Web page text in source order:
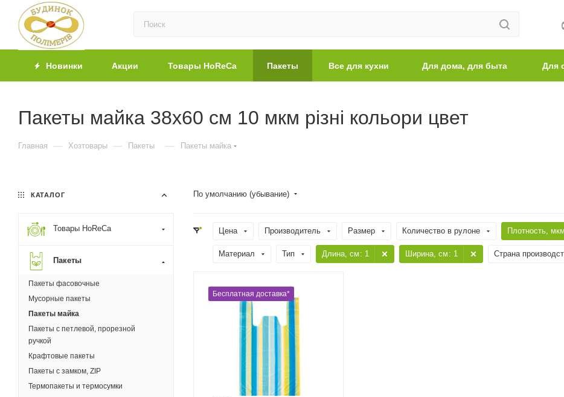
Новинки Акции Товары HoReCa Пакеты Все для кухни Для дома, для быта Для
Пакеты майка 38х60 см 10 мкм різні кольори цвет
Главная — Хозтовары — Пакеты — Пакеты майка
По умолчанию (убывание)
Цена Производитель Размер Количество в рулоне Плотность,
Материал Тип Длина, cм: 1 Ширина, cм: 1 Страна
Бесплатная доставка*
КАТАЛОГ
Товары HoReCa
Пакеты
Пакеты фасовочные
Мусорные пакеты
Пакеты майка
Пакеты с петлевой, прорезной
ручкой
Крафтовые пакеты
Пакеты с замком, ZIP
Термопакеты и термосумки